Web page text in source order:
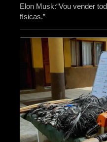
Elon Musk:“Vou vender
físicas.”